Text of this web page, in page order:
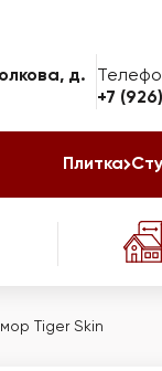
д.
+7
Плитка
Tiger Skin